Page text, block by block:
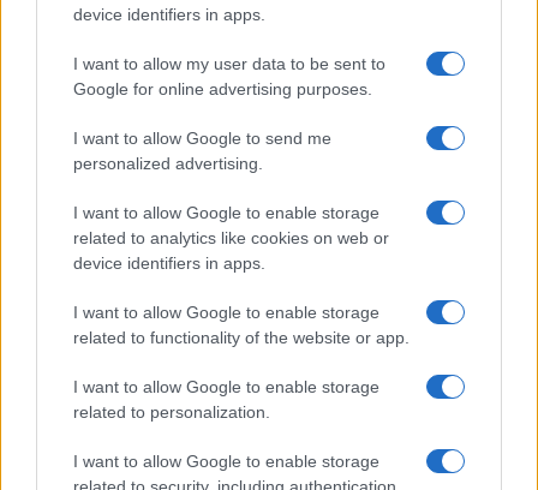
device identifiers in apps.
I want to allow my user data to be sent to
Google for online advertising purposes.
I want to allow Google to send me
personalized advertising.
I want to allow Google to enable storage
related to analytics like cookies on web or
device identifiers in apps.
I want to allow Google to enable storage
related to functionality of the website or app.
I want to allow Google to enable storage
related to personalization.
I want to allow Google to enable storage
related to security, including authentication
Sci alpino: Elena Curtoni chiude la carriera dopo la
stagione 2026-2027